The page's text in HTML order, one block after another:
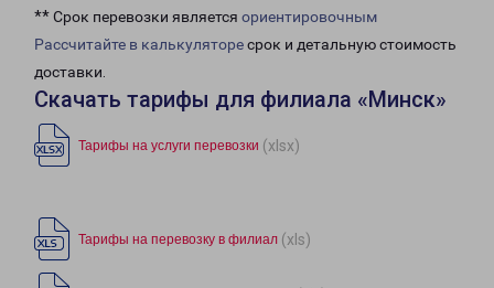
** Срок перевозки является ориентировочным
Рассчитайте в калькуляторесрок и детальную стоимость
доставки.
Скачать тарифы для филиала «Минск»
Тарифы на услуги перевозки (xlsx)
Тарифы на перевозку в филиал (xls)